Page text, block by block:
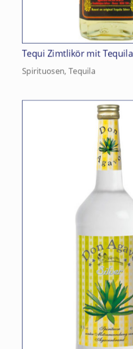
Tequi Zimtlikör mit Tequila
Spirituosen, Tequila